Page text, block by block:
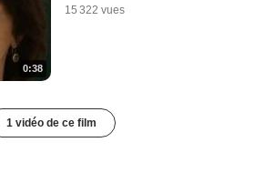
0:38
15 322 vues
1 vidéo de ce film